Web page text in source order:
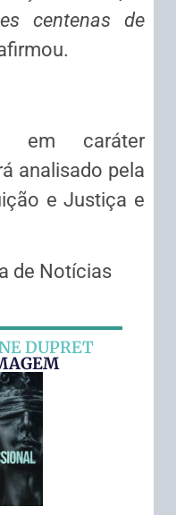
centenas de
em caráter
analisado pela
e Justiça e
de Notícias
DUPRET